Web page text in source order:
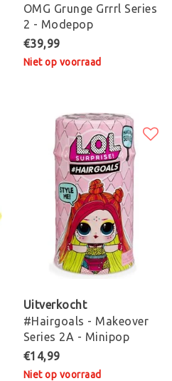
OMG Grunge Grrrl Series
2 - Modepop
€39,99
Niet op voorraad
Uitverkocht
#Hairgoals - Makeover
Series 2A - Minipop
€14,99
Niet op voorraad